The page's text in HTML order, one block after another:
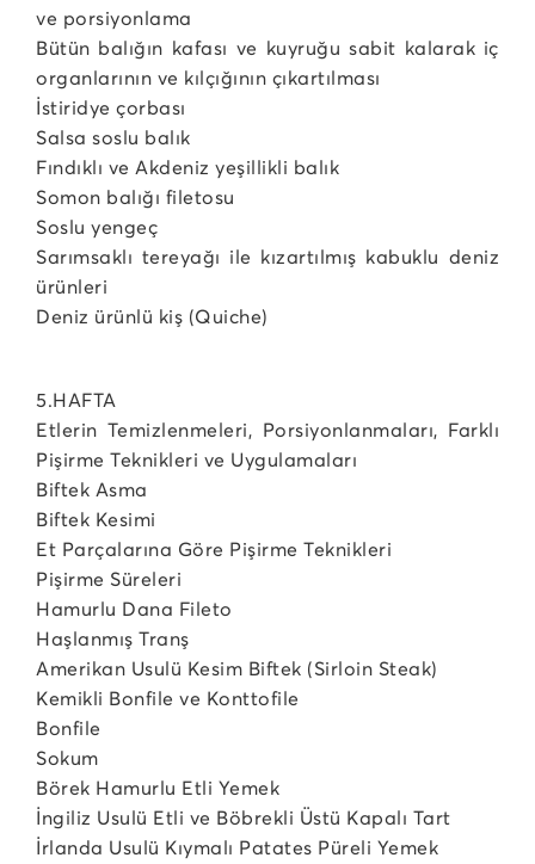
ve porsiyonlama
Bütün balığın kafası ve kuyruğu sabit kalarak iç
organlarının ve kılçığının çıkartılması
İstiridye çorbası
Salsa soslu balık
Fındıklı ve Akdeniz yeşillikli balık
Somon balığı filetosu
Soslu yengeç
Sarımsaklı tereyağı ile kızartılmış kabuklu deniz
ürünleri
Deniz ürünlü kiş (Quiche)
5.HAFTA
Etlerin Temizlenmeleri, Porsiyonlanmaları, Farklı
Pişirme Teknikleri ve Uygulamaları
Biftek Asma
Biftek Kesimi
Et Parçalarına Göre Pişirme Teknikleri
Pişirme Süreleri
Hamurlu Dana Fileto
Haşlanmış Tranş
Amerikan Usulü Kesim Biftek (Sirloin Steak)
Kemikli Bonfile ve Konttofile
Bonfile
Sokum
Börek Hamurlu Etli Yemek
İngiliz Usulü Etli ve Böbrekli Üstü Kapalı Tart
İrlanda Usulü Kıymalı Patates Püreli Yemek